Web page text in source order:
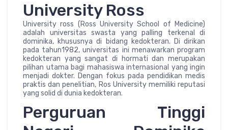
University Ross
University ross (Ross University School of Medicine)
adalah universitas swasta yang palling terkenal di
dominika, khususnya di bidang kedokteran. Di dirikan
pada tahun1982, universitas ini menawarkan program
kedokteran yang sangat di hormati dan merupakan
pilihan utama bagi mahasiswa internasional yang ingin
menjadi dokter. Dengan fokus pada pendidikan medis
praktis dan penelitian, Ros University memiliki reputasi
yang solid di dunia kedokteran.
Perguruan Tinggi